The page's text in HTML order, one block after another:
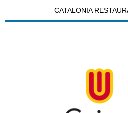
CATALONIA